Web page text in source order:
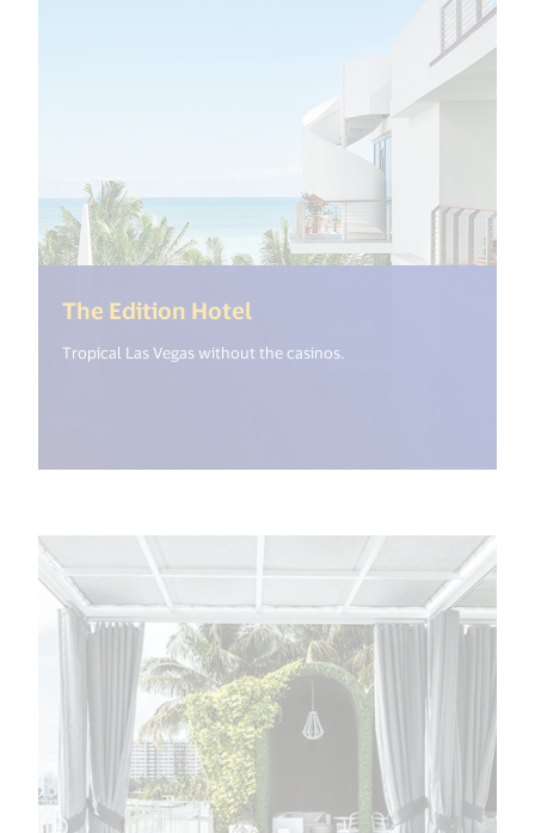
The Edition Hotel
Tropical Las Vegas without the casinos.